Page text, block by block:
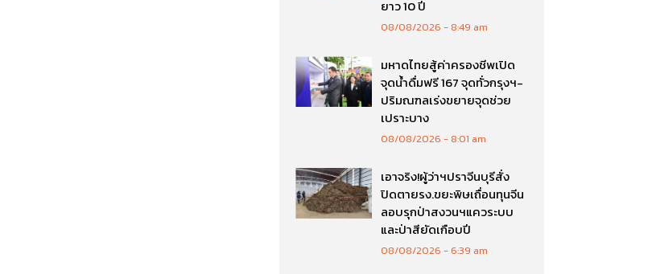
ยาว 10 ปี
08/08/2026 8:49 am
มหาดไทยสู้ค่าครองชีพเปิด
จุดน้ำดื่มฟรี 167 จุดทั่วกรุงฯ-
ปริมณฑลเร่งขยายจุดช่วย
เปราะบาง
08/08/2026 8:01 am
เอาจริง!ผู้ว่าฯปราจีนบุรีสั่ง
ปิดตายรง.ขยะพิษเถื่อนทุนจีน
ลอบรุกป่าสงวนฯแควระบบ
และป่าสียัดเกือบปี
08/08/2026 6:39 am